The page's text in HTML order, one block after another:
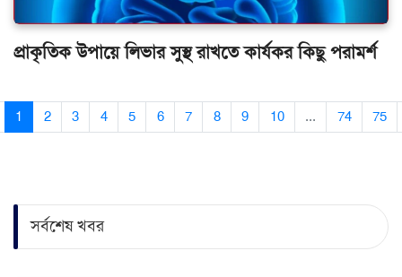
প্রাকৃতিক উপায়ে লিভার সুস্থ রাখতে কার্যকর কিছু পরামর্শ
1 2 3 4 5 6 7 8 9 10 ... 74 75
সর্বশেষ খবর